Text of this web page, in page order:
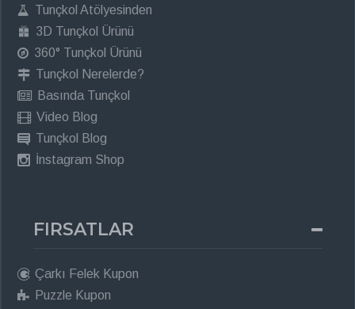
Tunçkol Atölyesinden
3D Tunçkol Ürünü
360° Tunçkol Ürünü
Tunçkol Nerelerde?
Basında Tunçkol
Video Blog
Tunçkol Blog
İnstagram Shop
FIRSATLAR
Çarkı Felek Kupon
Puzzle Kupon